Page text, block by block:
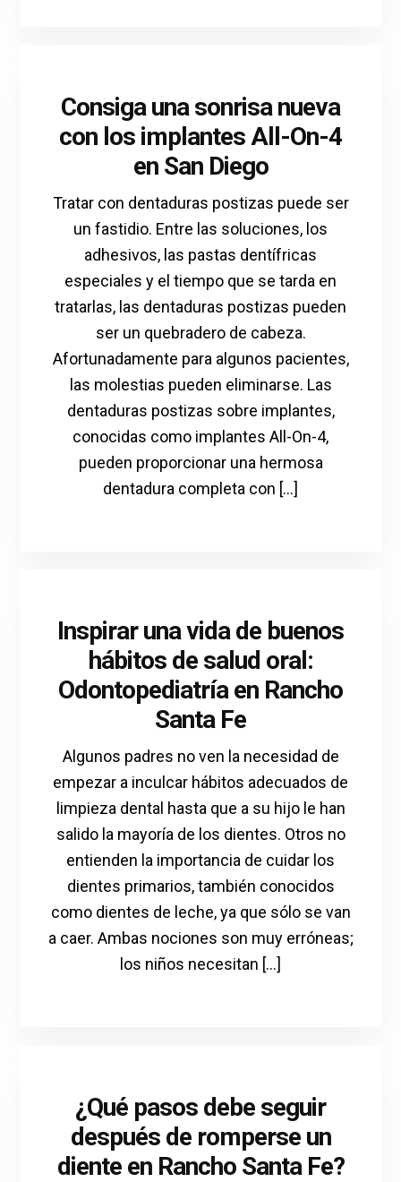
Consiga una sonrisa nueva
con los implantes All-On-4
en San Diego
Tratar con dentaduras postizas puede ser
un fastidio. Entre las soluciones, los
adhesivos, las pastas dentífricas
especiales y el tiempo que se tarda en
tratarlas, las dentaduras postizas pueden
ser un quebradero de cabeza.
Afortunadamente para algunos pacientes,
las molestias pueden eliminarse. Las
dentaduras postizas sobre implantes,
conocidas como implantes All-On-4,
pueden proporcionar una hermosa
dentadura completa con [...]
Inspirar una vida de buenos
hábitos de salud oral:
Odontopediatría en Rancho
Santa Fe
Algunos padres no ven la necesidad de
empezar a inculcar hábitos adecuados de
limpieza dental hasta que a su hijo le han
salido la mayoría de los dientes. Otros no
entienden la importancia de cuidar los
dientes primarios, también conocidos
como dientes de leche, ya que sólo se van
a caer. Ambas nociones son muy erróneas;
los niños necesitan [...]
¿Qué pasos debe seguir
después de romperse un
diente en Rancho Santa Fe?